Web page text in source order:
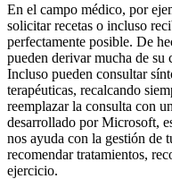
En el campo médico, por
solicitar recetas o incluso
perfectamente posible. De
pueden derivar mucha de su
Incluso pueden consultar
terapéuticas, recalcando
reemplazar la consulta con
desarrollado por Microsoft,
nos ayuda con la gestión de
recomendar tratamientos,
ejercicio.